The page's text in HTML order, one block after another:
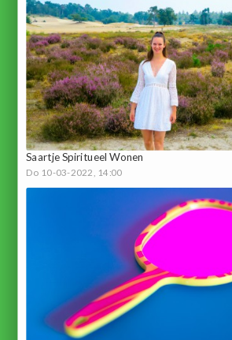
Saartje Spiritueel Wonen
Do 10-03-2022, 14:00